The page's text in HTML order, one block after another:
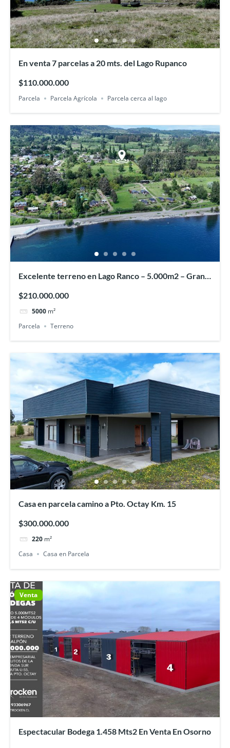
En venta 7 parcelas a 20 mts. del Lago Rupanco
$110.000.000
Parcela Parcela Agrícola Parcela cerca al lago
Excelente terreno en Lago Ranco – 5.000m2 – Gran
$210.000.000
5000 m²
Parcela
Terreno
Casa en parcela camino a Pto. Octay Km. 15
$300.000.000
220 m²
Casa
Casa en Parcela
Venta
Espectacular Bodega 1.458 Mts2 En Venta En Osorno